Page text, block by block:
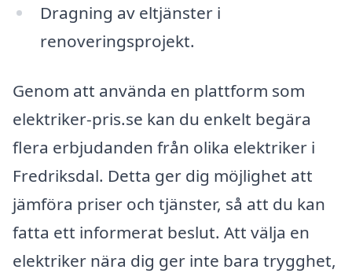
Dragning av eltjänster i
renoveringsprojekt.
Genom att använda en plattform som
elektriker-pris.se kan du enkelt begära
flera erbjudanden från olika elektriker i
Fredriksdal. Detta ger dig möjlighet att
jämföra priser och tjänster, så att du kan
fatta ett informerat beslut. Att välja en
elektriker nära dig ger inte bara trygghet,